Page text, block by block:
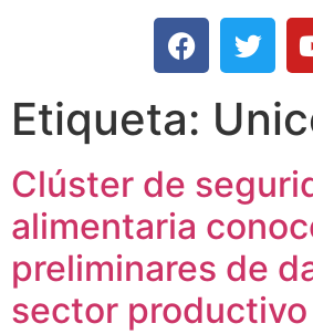
Etiqueta:
Clúster de
alimentaria
preliminares de
sector productivo